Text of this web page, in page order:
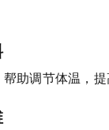
助调节体温，提